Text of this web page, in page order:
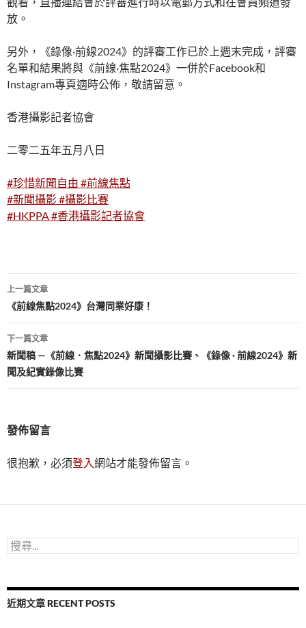
放。
另外，《錄像·前線2024》的評審工作已於上週末完成，評審
名單和結果將與《前線·焦點2024》一併於Facebook和
Instagram專頁適時公佈，敬請留意。
香港攝影記者協會
二零二五年五月八日
#珍惜新聞自由 #前線焦點
#新聞攝影#攝影比賽
#HKPPA #香港攝影記者協會
文
章
導
覽
上一篇文章
《前線焦點2024》台灣同業好康！
下一篇文章
新聞稿 —《前線．焦點2024》新聞攝影比賽、《錄像 · 前線2024》新
聞及紀實錄像比賽
發佈留言
很抱歉，必須登入網站才能發佈留言。
搜
尋
字:
近期文章 RECENT POSTS